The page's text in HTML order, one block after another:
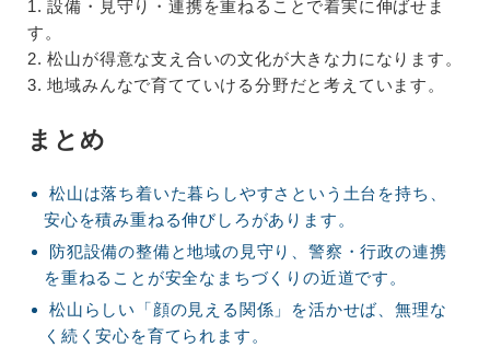
1. 設備・見守り・連携を重ねることで着実に伸ばせま
す。
2. 松山が得意な支え合いの文化が大きな力になります。
3. 地域みんなで育てていける分野だと考えています。
まとめ
松山は落ち着いた暮らしやすさという土台を持ち、
安心を積み重ねる伸びしろがあります。
防犯設備の整備と地域の見守り、警察・行政の連携
を重ねることが安全なまちづくりの近道です。
松山らしい「顔の見える関係」を活かせば、無理な
く続く安心を育てられます。